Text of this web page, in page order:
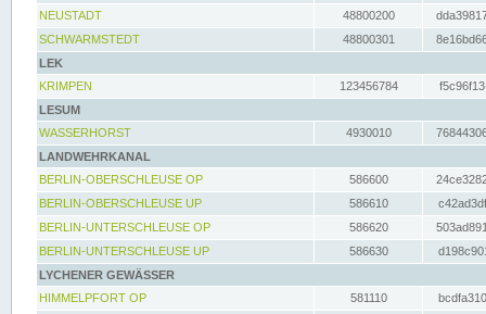
NEUSTADT
48800200
SCHWARMSTEDT
48800301
LEK
KRIMPEN
123456784
LESUM
WASSERHORST
4930010
LANDWEHRKANAL
BERLIN-OBERSCHLEUSE OP
586600
BERLIN-OBERSCHLEUSE UP
586610
BERLIN-UNTERSCHLEUSE OP
586620
BERLIN-UNTERSCHLEUSE UP
586630
LYCHENER GEWÄSSER
HIMMELPFORT OP
581110